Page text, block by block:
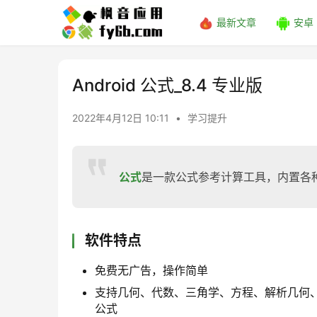
最新文章 安卓
Android 公式_8.4 专业版
2022年4月12日 10:11 • 学习提升
公式是一款公式参考计算工具，内置各
软件特点
免费无广告，操作简单
支持几何、代数、三角学、方程、解析几何
公式